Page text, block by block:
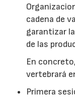
cadena de
garantizar
de las
En
vertebrará
Primera